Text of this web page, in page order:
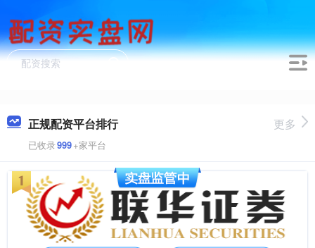
正规配资平台排行
已收录999+家平台
更多